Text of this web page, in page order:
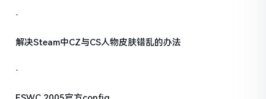
·
解决Steam中CZ与CS人物皮肤错乱的办法
·